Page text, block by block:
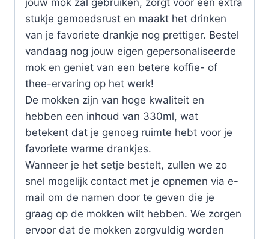
stukje gemoedsrust en maakt het drinken
van je favoriete drankje nog prettiger. Bestel
vandaag nog jouw eigen gepersonaliseerde
mok en geniet van een betere koffie- of
thee-ervaring op het werk!
De mokken zijn van hoge kwaliteit en
hebben een inhoud van 330ml, wat
betekent dat je genoeg ruimte hebt voor je
favoriete warme drankjes.
Wanneer je het setje bestelt, zullen we zo
snel mogelijk contact met je opnemen via e-
mail om de namen door te geven die je
graag op de mokken wilt hebben. We zorgen
ervoor dat de mokken zorgvuldig worden